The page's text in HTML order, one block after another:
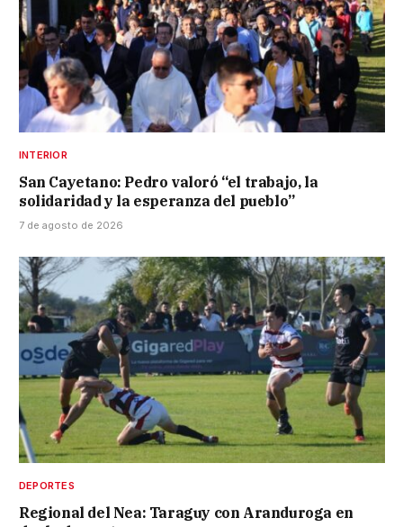
INTERIOR
San Cayetano: Pedro valoró “el trabajo, la
solidaridad y la esperanza del pueblo”
7 de agosto de 2026
DEPORTES
Regional del Nea: Taraguy con Aranduroga en